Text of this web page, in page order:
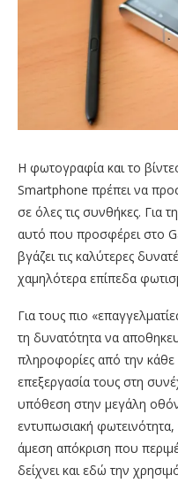
Η φωτογραφία και το
Smartphone πρέπει να
σε όλες τις συνθήκες. Για
αυτό που προσφέρει στο
βγάζει τις καλύτερες
χαμηλότερα επίπεδα
Για τους πιο
τη δυνατότητα να
πληροφορίες από την
επεξεργασία τους στη
υπόθεση στην μεγάλη
εντυπωσιακή φωτεινότητα,
άμεση απόκριση που
δείχνει και εδώ την